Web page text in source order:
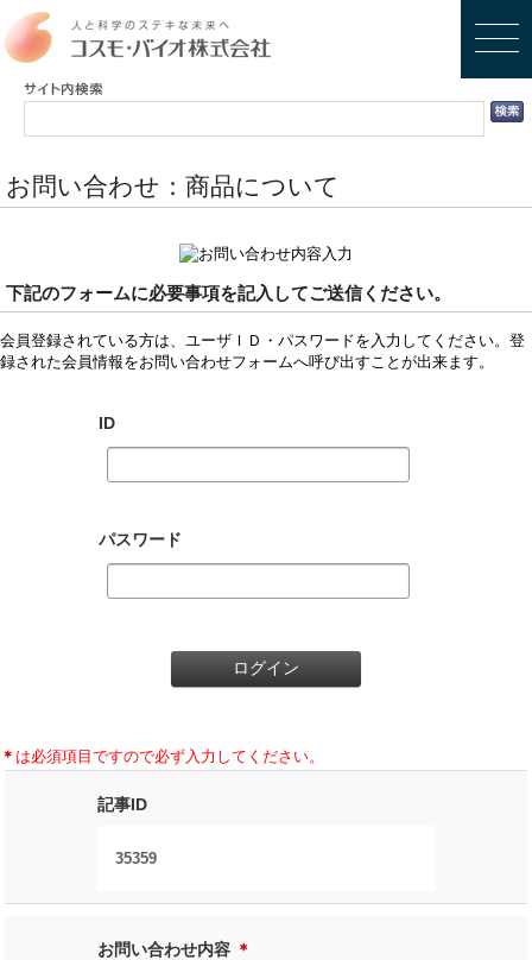
お問い合わせ：商品について
下記のフォームに必要事項を記入してご送信ください。
会員登録されている方は、ユーザＩＤ・パスワードを入力してください。登
録された会員情報をお問い合わせフォームへ呼び出すことが出来ます。
ID
パスワード
＊ は必須項目ですので必ず入力してください。
記事ID
35359
お問い合わせ内容 ＊